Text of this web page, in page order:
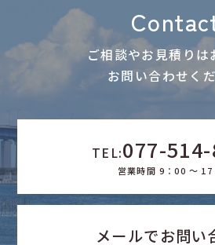
ご相談やお見積りは
お問い合わせく
TEL:077-
営業時間 9：00 ～ 17
メールでお問い